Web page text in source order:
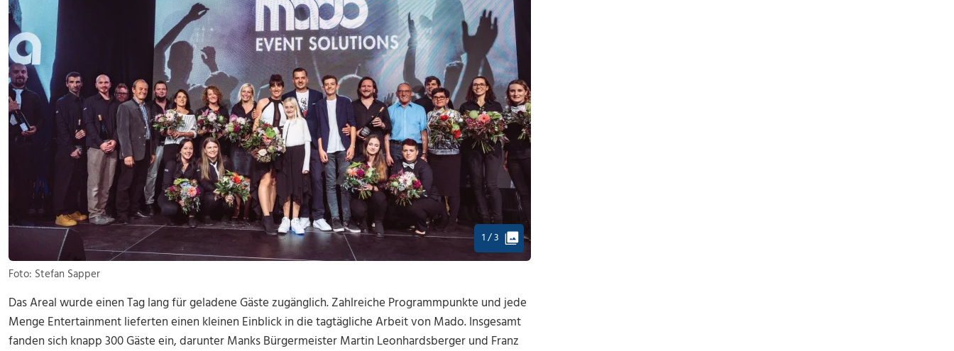
1 / 3
Foto: Stefan Sapper
Das Areal wurde einen Tag lang für geladene Gäste zugänglich. Zahlreiche Programmpunkte und jede
Menge Entertainment lieferten einen kleinen Einblick in die tagtägliche Arbeit von Mado. Insgesamt
fanden sich knapp 300 Gäste ein, darunter Manks Bürgermeister Martin Leonhardsberger und Franz